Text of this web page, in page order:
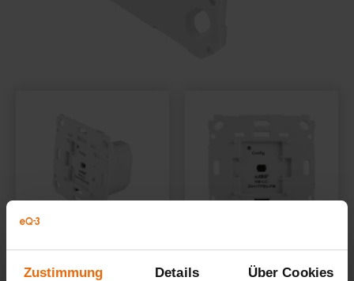
Zustimmung Details Über Cookies